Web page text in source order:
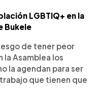
LGBTIQ+ en la
Bukele
de tener peor
la Asamblea los
la agendan para ser
que tienen que